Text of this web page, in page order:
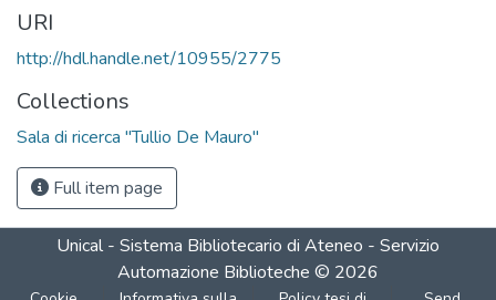
URI
http://hdl.handle.net/10955/2775
Collections
Sala di ricerca "Tullio De Mauro"
Full item page
Unical - Sistema Bibliotecario di Ateneo - Servizio
Automazione Biblioteche © 2026